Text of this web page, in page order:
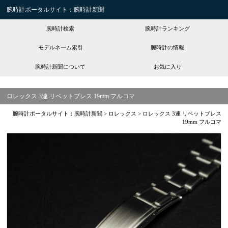
腕時計ポータルサイト：腕時計新聞
腕時計検索 腕時計ランキング
モデルネーム索引 腕時計の情報
腕時計新聞について お気に入り
ロレックス 3連 リベットブレス 19mm フルコマ
腕時計ポータルサイト：腕時計新聞 > ロレックス > ロレックス 3連 リベットブレス
19mm フルコマ